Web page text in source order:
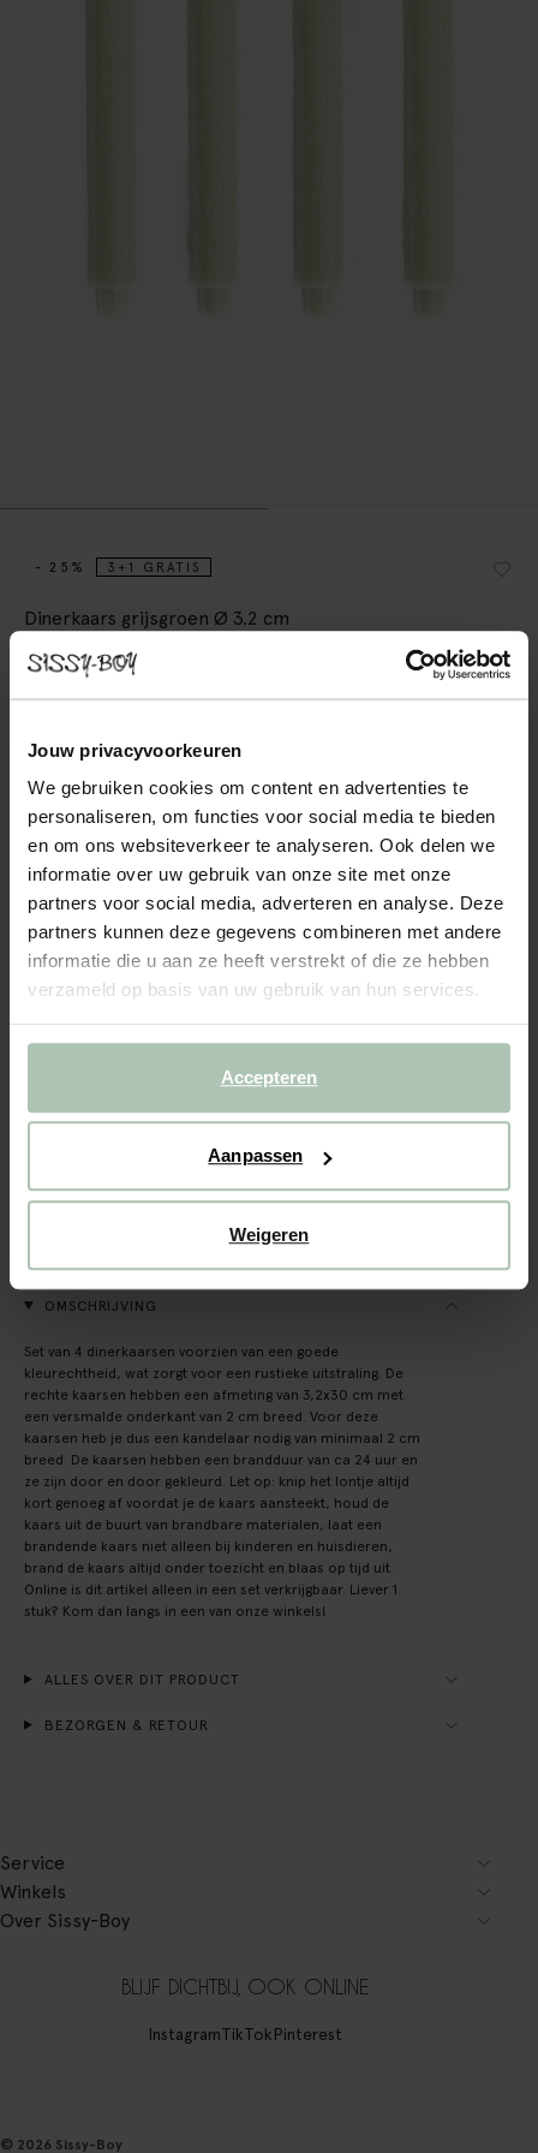
Jouw privacyvoorkeuren
We gebruiken cookies om content en advertenties te
personaliseren, om functies voor social media te bieden
en om ons websiteverkeer te analyseren. Ook delen we
informatie over uw gebruik van onze site met onze
partners voor social media, adverteren en analyse. Deze
partners kunnen deze gegevens combineren met andere
informatie die u aan ze heeft verstrekt of die ze hebben
verzameld op basis van uw gebruik van hun services.
Accepteren
Aanpassen
Weigeren
- 25% 3+1 GRATIS
Dinerkaars grijsgroen Ø 3.2 cm
19.9614.96 / 4 st.
+11
Gekozen maat: Onesize
Binnen 30 minuten via e-mail
Gratis verzending naar winkel
Snelle levering
OMSCHRIJVING
Set van 4 dinerkaarsen voorzien van een goede
kleurechtheid, wat zorgt voor een rustieke uitstraling. De
rechte kaarsen hebben een afmeting van 3,2x30 cm met
een versmalde onderkant van 2 cm breed. Voor deze
kaarsen heb je dus een kandelaar nodig van minimaal 2 cm
breed. De kaarsen hebben een brandduur van ca 24 uur en
ze zijn door en door gekleurd. Let op: knip het lontje altijd
kort genoeg af voordat je de kaars aansteekt, houd de
kaars uit de buurt van brandbare materialen, laat een
brandende kaars niet alleen bij kinderen en huisdieren,
brand de kaars altijd onder toezicht en blaas op tijd uit.
Online is dit artikel alleen in een set verkrijgbaar. Liever 1
stuk? Kom dan langs in een van onze winkels!
ALLES OVER DIT PRODUCT
BEZORGEN & RETOUR
Service
Winkels
Over Sissy-Boy
BLIJF DICHTBIJ, OOK ONLINE
InstagramTikTokPinterest
© 2026 Sissy-Boy